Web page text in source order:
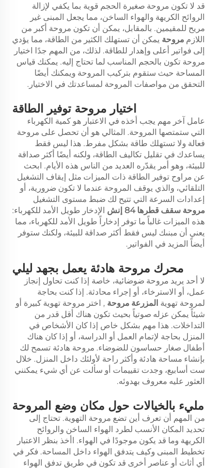
قد لا تكون مروحة صغيرة الحجم قوية بما يكفي لإزالة
الروائح الكريهة والهواء الساخن، مما يجعل المبنى غير
مريح للمقيمين. بالمقابل، يمكن أن تكون مروحة أكبر من
اللازم مروحة يمكن أن تستهلك الكثير من الطاقة، مما يؤدي
إلى فواتير أعلى وإهدار للطاقة. لذلك، من المهم جدًا اختيار
مروحة تكون بالحجم المناسب لما تحتاج إليه. يمكنك قياس
المساحة حيث ستقوم بتركيب المروحة ويمكنك أيضًا
التحقق من مواصفات المروحة لمساعدتك في الاختيار.
اختيار مروحة توفير الطاقة
عامل آخر مهم يجب أخذه في الاعتبار هو كمية الكهرباء
التي ستمتصها المروحة. المثالي هو أن تحصل على مروحة
فعالة ولا تستهلك طاقة بشكل مفرط. هذا ليس فقط
يساعدك في تقليل تكاليف الطاقة، ولكنه أيضًا أكثر صداقة
للبيئة، وهو أمر يقدّره العديد من الناس هذه الأيام. ابحث
عن مراوح توفير الطاقة ذات الميزات مثل إيقاف التشغيل
التلقائي، والذي يوقف المروحة عندما لا تكون ضرورية، أو
إعدادات السرعة التي تتيح لك ضبط مستوى التشغيل
مروحة سقف قطرها 84 إنش
الإدخار طويل الأمد للكهرباء:
هذه الميزات غالباً ما توفر إدخاراً طويل الأمد للكهرباء، مما
يعني أن مبنىك ليس فقط أكثر صداقة للبيئة، ولكنك ستوفر
أيضاً المزيد في الفواتير.
محرك مروحة هادئة يعمل بجهد ليلي
لا أحد يريد مروحة ضوضائية، خاصة إذا كنت تحاول إنجاز
عمل، أو الاسترخاء، أو إجراء محادثة. إذا كنت بحاجة
لمروحة تهوية المزرعة مروحة , اختر مروحة تهوية كبيرة أو
شيئاً يمكن عزله صوتياً بحيث تكون هناك أقل قدر من
التداخلات. هذا مهم بشكل خاص إذا كان الأشخاص في
المنزل بحاجة لإتمام العمل أو الدراسة، أو إذا كان هناك
أطفال صغار حساسون للضوضاء. مروحة هادئة تسمح لك
بإنشاء مساحة هادئة وأكثر راحة لأولئك داخل المنزل. خلال
ست أسابيع، وجدت تقييمات أو سألت عن أي شيء يمكنني
العثور عليه معروف بهدوئه.
مليء بالخيالات حول مكان وضع المروحة
من المهم أن تعرف أين تضع مروحة التهوية. تحتاج إلى
تحديد المكان الأنسب لطرد الهواء الساخن والروائح
الكريهة وما قد يكون موجودًا في الهواء. اأخذ بنظر الاعتبار
تخطيط المبنى وكيف يتدفق الهواء داخل المساحة. فكر في
أي أثاث أو عناصر أخرى قد تكون في طريق تدفق الهواء